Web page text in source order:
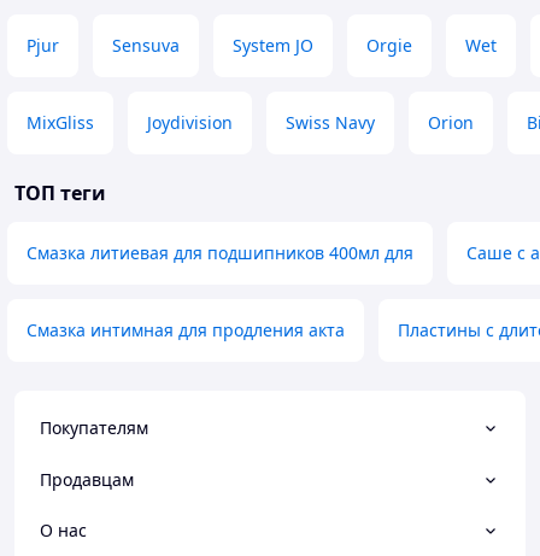
Pjur Sensuva System JO Orgie Wet
MixGliss Joydivision Swiss Navy Orion
ТОП теги
Смазка литиевая для подшипников 400мл для Саше с
Смазка интимная для продления акта Пластины с
Покупателям
Продавцам
О нас